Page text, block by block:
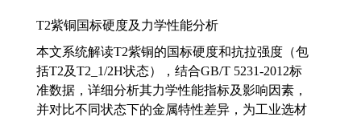
T2紫铜国标硬度及力学性能分析
本文系统解读T2紫铜的国标硬度和抗拉强度（包
括T2及T2_1/2H状态），结合GB/T 5231-2012标
准数据，详细分析其力学性能指标及影响因素，
并对比不同状态下的金属特性差异，为工业选材